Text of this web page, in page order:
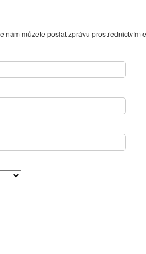
nám můžete poslat zprávu prostřednictvím